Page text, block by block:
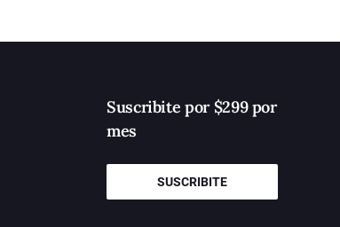
Suscribite por $299 por
mes
SUSCRIBITE